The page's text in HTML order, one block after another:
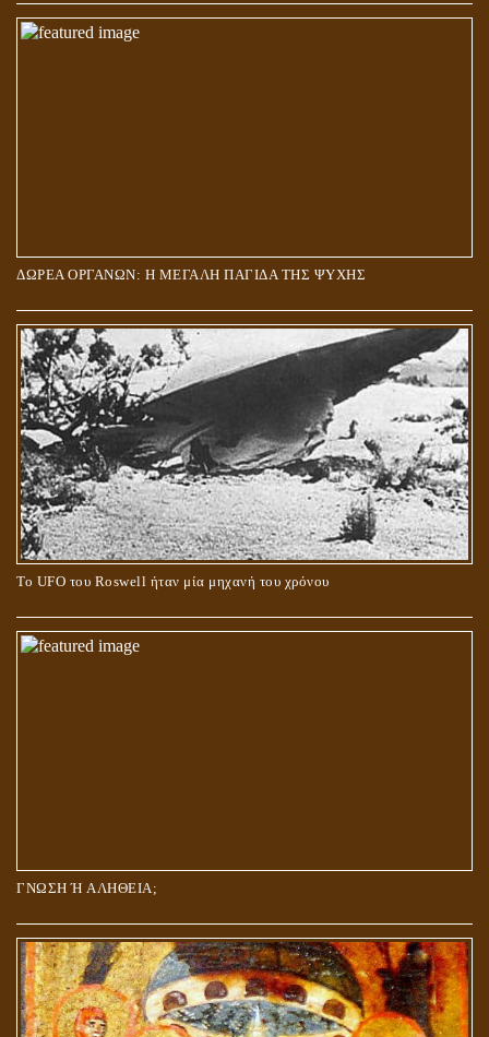
ΔΩΡΕΑ ΟΡΓΑΝΩΝ: Η ΜΕΓΑΛΗ ΠΑΓΙΔΑ ΤΗΣ ΨΥΧΗΣ
Το UFO του Roswell ήταν μία μηχανή του χρόνου
ΓΝΩΣΗ Ή ΑΛΗΘΕΙΑ;